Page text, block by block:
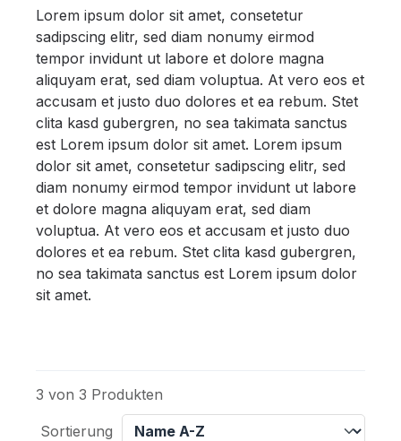
Lorem ipsum dolor sit amet, consetetur
sadipscing elitr, sed diam nonumy eirmod
tempor invidunt ut labore et dolore magna
aliquyam erat, sed diam voluptua. At vero eos et
accusam et justo duo dolores et ea rebum. Stet
clita kasd gubergren, no sea takimata sanctus
est Lorem ipsum dolor sit amet. Lorem ipsum
dolor sit amet, consetetur sadipscing elitr, sed
diam nonumy eirmod tempor invidunt ut labore
et dolore magna aliquyam erat, sed diam
voluptua. At vero eos et accusam et justo duo
dolores et ea rebum. Stet clita kasd gubergren,
no sea takimata sanctus est Lorem ipsum dolor
sit amet.
3 von 3 Produkten
Sortierung